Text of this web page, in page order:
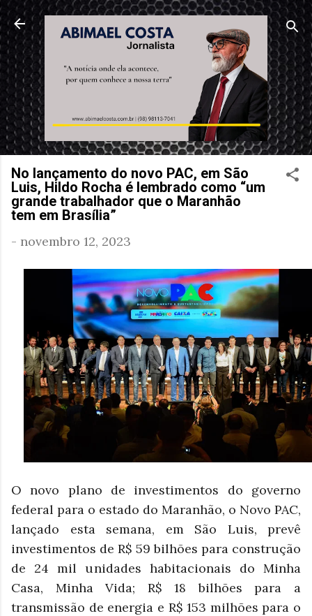
Pular para o conteúdo principal
No lançamento do novo PAC, em São
Luis, Hildo Rocha é lembrado como “um
grande trabalhador que o Maranhão
tem em Brasília”
- novembro 12, 2023
O novo plano de investimentos do governo
federal para o estado do Maranhão, o Novo PAC,
lançado esta semana, em São Luis, prevê
investimentos de R$ 59 bilhões para construção
de 24 mil unidades habitacionais do Minha
Casa, Minha Vida; R$ 18 bilhões para a
transmissão de energia e R$ 153 milhões para o